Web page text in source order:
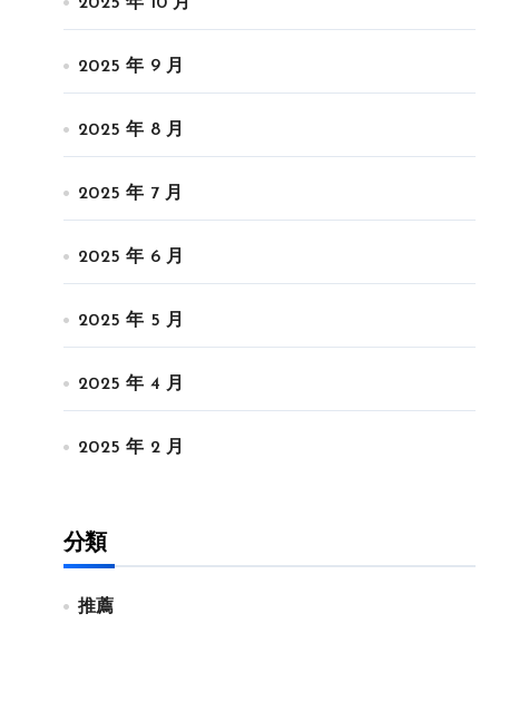
2025 年 9 月
2025 年 8 月
2025 年 7 月
2025 年 6 月
2025 年 5 月
2025 年 4 月
2025 年 2 月
分類
推薦